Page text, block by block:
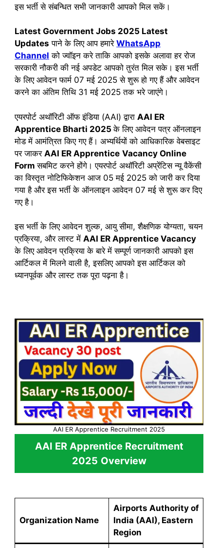
इस भर्ती से संबन्धित सभी जानकारी आपको मिल सकें।
Latest Government Jobs 2025 Latest
Updates पाने के लिए आप हमारे WhatsApp
Channel को ज्वॉइन करे ताकि आपको इसके अलावा हर रोज
सरकारी नौकरी की नई अपडेट आपको तुरंत मिल सके। इस भर्ती
के लिए आवेदन फार्म 07 मई 2025 से शुरू हो गए हैं और आवेदन
करने का अंतिम तिथि 31 मई 2025 तक भरे जाएंगे।
एयरपोर्ट अथॉरिटी ऑफ इंडिया (AAI) द्वारा AAI ER
Apprentice Bharti 2025के लिए आवेदन पत्र ऑनलाइन
मोड में आमंत्रित किए गए हैं। अभ्यर्थियों को आधिकारिक वेबसाइट
पर जाकर AAI ER Apprentice Vacancy Online
Formसबमिट करने होंगे। एयरपोर्ट अथॉरिटी अप्रेंटिस न्यू वैकेंसी
का विस्तृत नोटिफिकेशन आज 05 मई 2025 को जारी कर दिया
गया है और इस भर्ती के ऑनलाइन आवेदन 07 मई से शुरू कर दिए
गए है।
इस भर्ती के लिए आवेदन शुल्क, आयु सीमा, शैक्षणिक योग्यता, चयन
प्रक्रिया, और लास्ट में AAI ER Apprentice Vacancy
के लिए आवेदन प्रक्रिया के बारे में सम्पूर्ण जानकारी आपको इस
आर्टिकल में मिलने वाली है, इसलिए आपको इस आर्टिकल को
ध्यानपूर्वक और लास्ट तक पूरा पढ़ना है।
AAI ER Apprentice Recruitment 2025
AAI ER Apprentice Recruitment
2025 Overview
Organization Name
Airports Authority of
India (AAI), Eastern
Region